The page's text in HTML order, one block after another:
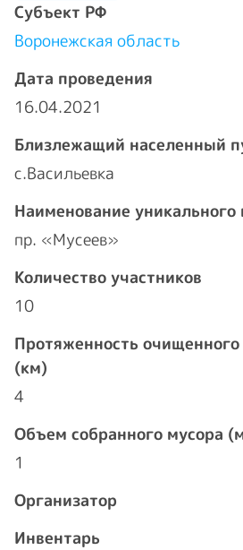
Cубъект РФ
Воронежская область
Дата проведения
16.04.2021
Близлежащий населенный
с.Васильевка
Наименование уникального
пр. «Мусеев»
Количество участников
10
Протяженность
(км)
4
Объем собранного мусора
1
Организатор
Инвентарь